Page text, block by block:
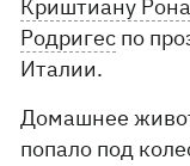
Криштиану
Родригес по
Италии.
Домашнее
попало под